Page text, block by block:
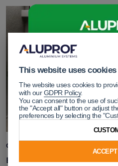
03.03.2025
Brandschutzsysteme in
This website uses cookies
The website uses cookies to
with ourGDPR Policy.
You can consent to the use of
the "Accept all" button or adjust
preferences by selecting the